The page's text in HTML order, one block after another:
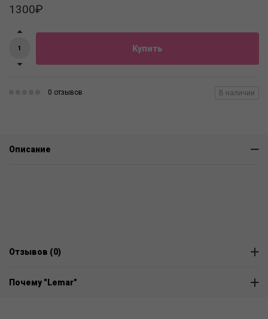
1300₽
Купить
0 отзывов В наличии
Описание
Отзывов (0)
Почему "Lemar"